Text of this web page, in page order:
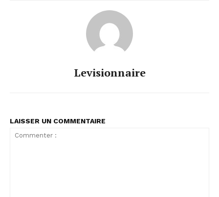
Levisionnaire
LAISSER UN COMMENTAIRE